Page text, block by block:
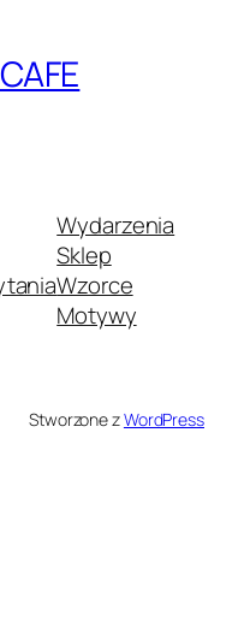
Wydarzenia
Sklep
Wzorce
Motywy
Stworzone zWordPress